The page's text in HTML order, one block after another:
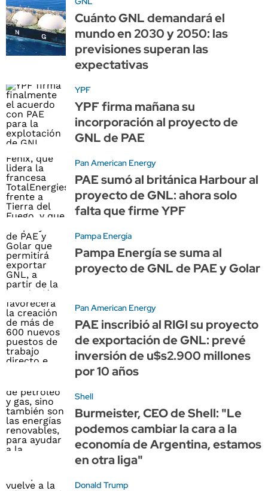
Cuánto GNL demandará el
mundo en 2030 y 2050: las
previsiones superan las
expectativas
YPF
YPF firma mañana su
incorporación al proyecto de
GNL de PAE
Pan American Energy
PAE sumó al británica Harbour al
proyecto de GNL: ahora solo
falta que firme YPF
Pampa Energía
Pampa Energía se suma al
proyecto de GNL de PAE y Golar
Pan American Energy
PAE inscribió al RIGI su proyecto
de exportación de GNL: prevé
inversión de u$s2.900 millones
por 10 años
Shell
Burmeister, CEO de Shell: "Le
podemos cambiar la cara a la
economía de Argentina, estamos
en otra liga"
Donald Trump